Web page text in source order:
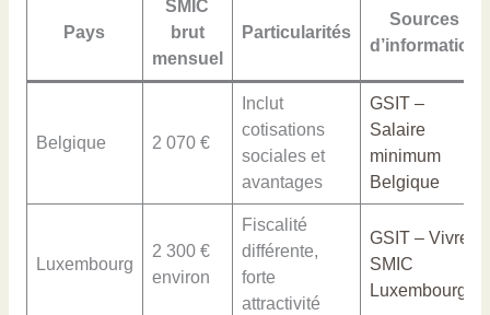
Pays
SMIC
brut
mensuel
Particularités
Sources
d’information
Belgique 2 070 €
Inclut
cotisations
sociales et
avantages
GSIT –
Salaire
minimum
Belgique
Luxembourg
2 300 €
environ
Fiscalité
différente,
forte
attractivité
GSIT – Vivre
SMIC
Luxembourg